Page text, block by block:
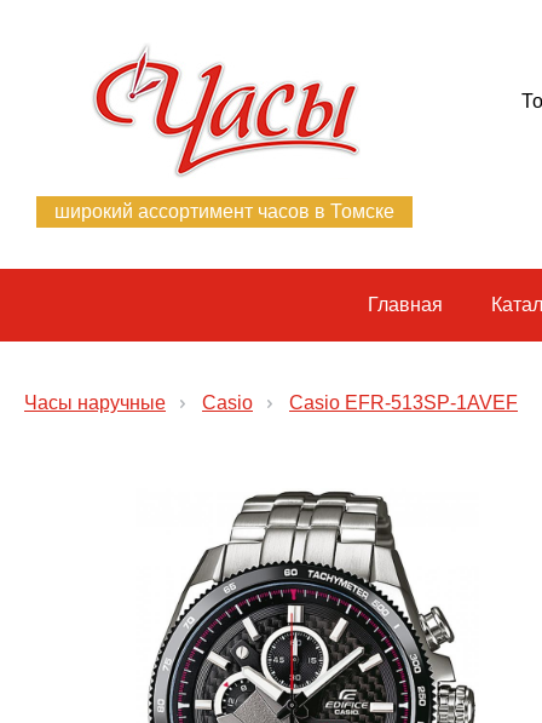
широкий ассортимент часов в Томске
Главная
Часы наручные Casio Casio EFR-513SP-1AVEF